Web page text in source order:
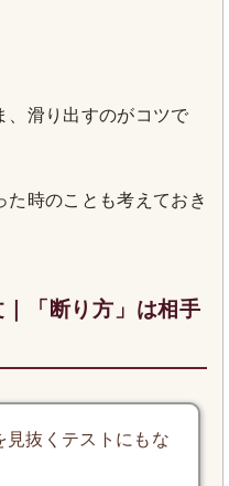
、滑り出すのがコツで
時のことも考えておき
「断り方」は相手
見抜くテストにもな